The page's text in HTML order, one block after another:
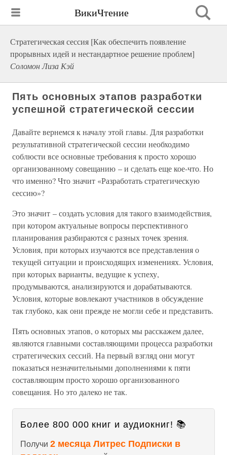
ВикиЧтение
Стратегическая сессия [Как обеспечить появление
прорывных идей и нестандартное решение проблем]
Соломон Лиза Кэй
Пять основных этапов разработки
успешной стратегической сессии
Давайте вернемся к началу этой главы. Для разработки
результативной стратегической сессии необходимо
соблюсти все основные требования к просто хорошо
организованному совещанию – и сделать еще кое-что. Но
что именно? Что значит «Разработать стратегическую
сессию»?
Это значит – создать условия для такого взаимодействия,
при котором актуальные вопросы перспективного
планирования разбираются с разных точек зрения.
Условия, при которых изучаются все представления о
текущей ситуации и происходящих изменениях. Условия,
при которых варианты, ведущие к успеху,
продумываются, анализируются и дорабатываются.
Условия, которые вовлекают участников в обсуждение
так глубоко, как они прежде не могли себе и представить.
Пять основных этапов, о которых мы расскажем далее,
являются главными составляющими процесса разработки
стратегических сессий. На первый взгляд они могут
показаться незначительными дополнениями к пяти
составляющим просто хорошо организованного
совещания. Но это далеко не так.
Более 800 000 книг и аудиокниг! 📚
Получи 2 месяца Литрес Подписки в